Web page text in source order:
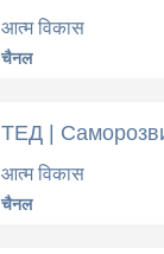
आत्म विकास
चैनल
ТЕД |
आत्म विकास
चैनल